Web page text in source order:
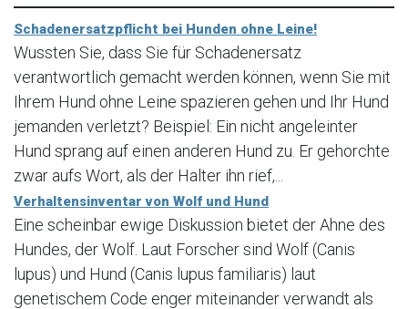
Schadenersatzpflicht bei Hunden ohne Leine!
Wussten Sie, dass Sie für Schadenersatz
verantwortlich gemacht werden können, wenn Sie mit
Ihrem Hund ohne Leine spazieren gehen und Ihr Hund
jemanden verletzt? Beispiel: Ein nicht angeleinter
Hund sprang auf einen anderen Hund zu. Er gehorchte
zwar aufs Wort, als der Halter ihn rief,...
Verhaltensinventar von Wolf und Hund
Eine scheinbar ewige Diskussion bietet der Ahne des
Hundes, der Wolf. Laut Forscher sind Wolf (Canis
lupus) und Hund (Canis lupus familiaris) laut
genetischem Code enger miteinander verwandt als